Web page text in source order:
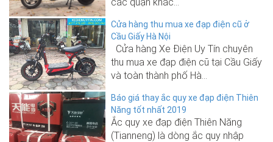
Cửa hàng thu mua xe đạp điện cũ ở
Cầu Giấy Hà Nội
Cửa hàng Xe Điện Uy Tín chuyên
thu mua xe đạp điện cũ tại Cầu Giấy
và toàn thành phố Hà...
Báo giá thay ắc quy xe đạp điện Thiên
Năng tốt nhất 2019
Ắc quy xe đạp điện Thiên Năng
(Tianneng) là dòng ắc quy nhập